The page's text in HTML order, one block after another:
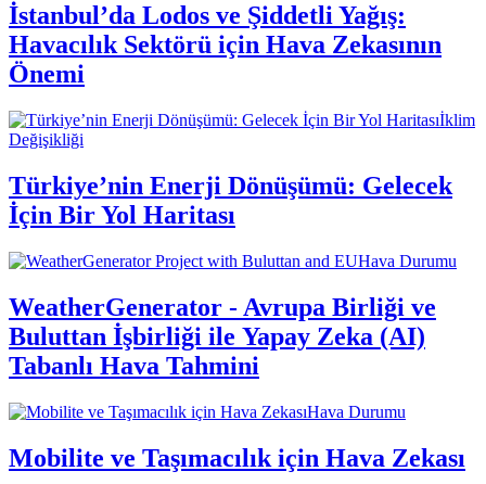
İstanbul’da Lodos ve Şiddetli Yağış:
Havacılık Sektörü için Hava Zekasının
Önemi
İklim
Değişikliği
Türkiye’nin Enerji Dönüşümü: Gelecek
İçin Bir Yol Haritası
Hava Durumu
WeatherGenerator - Avrupa Birliği ve
Buluttan İşbirliği ile Yapay Zeka (AI)
Tabanlı Hava Tahmini
Hava Durumu
Mobilite ve Taşımacılık için Hava Zekası